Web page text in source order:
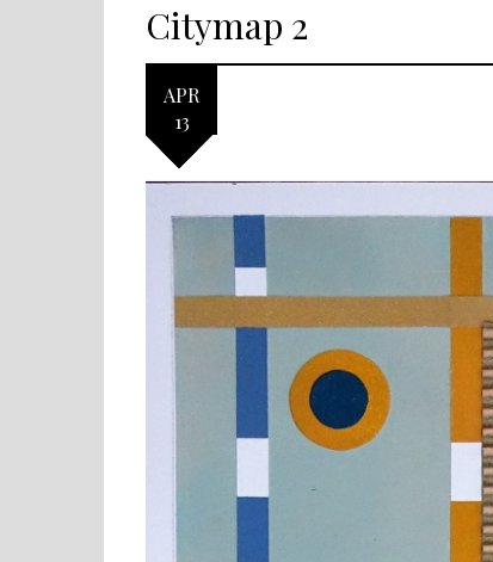
Citymap 2
APR
13